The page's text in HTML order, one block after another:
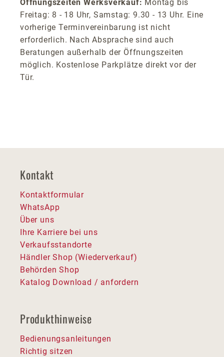
Öffnungszeiten Werksverkauf: Montag bis
Freitag: 8 - 18 Uhr, Samstag: 9.30 - 13 Uhr. Eine
vorherige Terminvereinbarung ist nicht
erforderlich. Nach Absprache sind auch
Beratungen außerhalb der Öffnungszeiten
möglich. Kostenlose Parkplätze direkt vor der
Tür.
Kontakt
Kontaktformular
WhatsApp
Über uns
Ihre Karriere bei uns
Verkaufsstandorte
Händler Shop (Wiederverkauf)
Behörden Shop
Katalog Download / anfordern
Produkthinweise
Bedienungsanleitungen
Richtig sitzen